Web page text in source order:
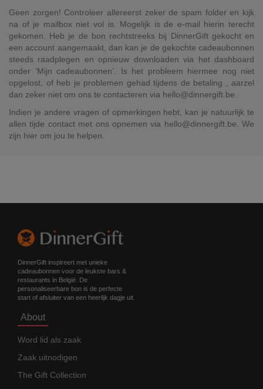
Geen zorgen! Controleer allereerst zeker de spam folder en kijk
na of je mailbox niet vol is. Mogelijk is de e-mail hierin terecht
gekomen. Heb je de bon rechtstreeks bij DinnerGift gekocht en
een account aangemaakt, dan kan je de gekochte cadeaubonnen
steeds raadplegen en opnieuw downloaden via het dashboard
onder ‘Mijn cadeaubonnen’. Is het probleem hiermee nog niet
opgelost, of heb je problemen gehad tijdens de betaling , aarzel
dan zeker niet om ons te contacteren via ​hello@dinnergift.be​.
Indien je andere vragen of opmerkingen hebt, kan je natuurlijk te
allen tijde contact met ons opnemen via hello​@dinnergift.​be. We
zijn hier om jou te helpen.
DinnerGift inspireert met unieke
cadeaubonnen voor de leukste bars &
restaurants in België. De
personaliseerbare bon is de perfecte
start of afsluiter van een heerlijk dagje uit.
About
Word lid als zaak
Zaak uitnodigen
The Gift Collection